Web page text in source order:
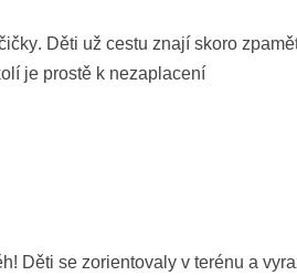
. Děti už cestu znají skoro
je prostě k nezaplacení
! Děti se zorientovaly v terénu a